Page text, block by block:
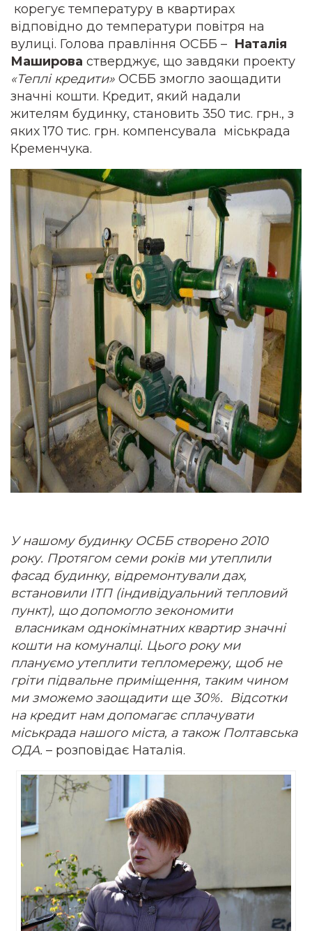
корегує температуру в квартирах
відповідно до температури повітря на
вулиці. Голова правління ОСББ – Наталія
Маширова стверджує, що завдяки проекту
«Теплі кредити» ОСББ змогло заощадити
значні кошти. Кредит, який надали
жителям будинку, становить 350 тис. грн., з
яких 170 тис. грн. компенсувала міськрада
Кременчука.
У нашому будинку ОСББ створено 2010
року. Протягом семи років ми утеплили
фасад будинку, відремонтували дах,
встановили ІТП (індивідуальний тепловий
пункт), що допомогло зекономити
власникам однокімнатних квартир значні
кошти на комуналці. Цього року ми
плануємо утеплити тепломережу, щоб не
гріти підвальне приміщення, таким чином
ми зможемо заощадити ще 30%. Відсотки
на кредит нам допомагає сплачувати
міськрада нашого міста, а також Полтавська
ОДА. – розповідає Наталія.